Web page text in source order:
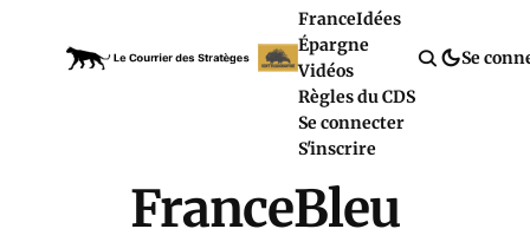
FranceIdées
Épargne
Vidéos
Règles du CDS
Se connecter
S'inscrire
Se
FranceBleu